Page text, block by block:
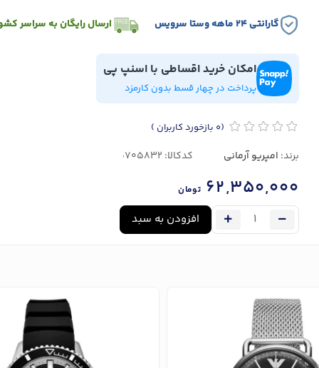
گارانتی ۲۴ ماهه وستا سرویس ارسال رایگان به سراسر
امکان خرید اقساطی با اسنپ پی
پرداخت در چهار قسط بدون کارمزد
(0 بازخورد کاربران )
برند: امپریو آرمانی کدکالا:
62,350,000 تومان
افزودن به سبد